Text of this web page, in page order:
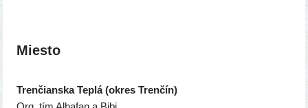
Miesto
Trenčianska Teplá (okres Trenčín)